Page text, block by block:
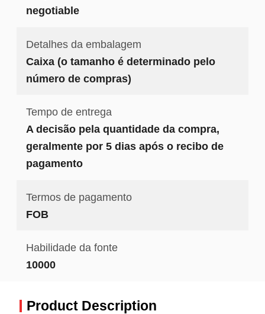
negotiable
Detalhes da embalagem
Caixa (o tamanho é determinado pelo
número de compras)
Tempo de entrega
A decisão pela quantidade da compra,
geralmente por 5 dias após o recibo de
pagamento
Termos de pagamento
FOB
Habilidade da fonte
10000
Product Description